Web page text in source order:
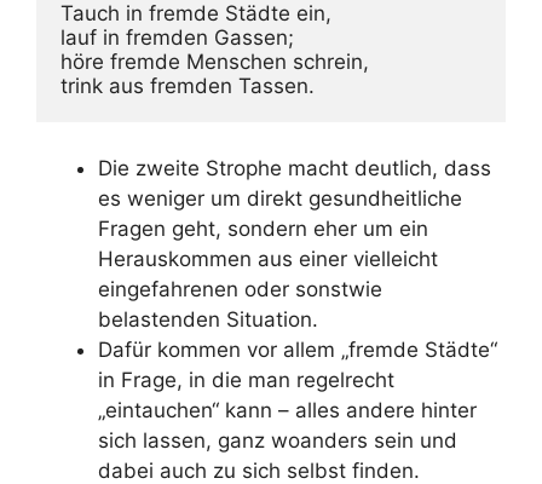
Tauch in fremde Städte ein,
lauf in fremden Gassen;
höre fremde Menschen schrein,
trink aus fremden Tassen.
Die zweite Strophe macht deutlich, dass
es weniger um direkt gesundheitliche
Fragen geht, sondern eher um ein
Herauskommen aus einer vielleicht
eingefahrenen oder sonstwie
belastenden Situation.
Dafür kommen vor allem „fremde Städte“
in Frage, in die man regelrecht
„eintauchen“ kann – alles andere hinter
sich lassen, ganz woanders sein und
dabei auch zu sich selbst finden.